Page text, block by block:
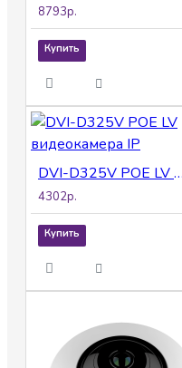
8793р.
Купить
DVI-D325V POE LV видеокамера IP
4302р.
Купить